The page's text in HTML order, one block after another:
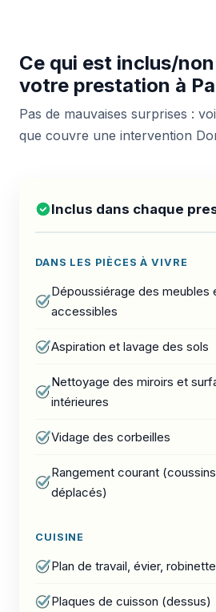
Ce qui est inclus/
votre prestation à
Pas de mauvaises surprises :
que couvre une intervention
Inclus dans chaque
DANS LES PIÈCES À VIVRE
Dépoussiérage des meubles
accessibles
Aspiration et lavage des sols
Nettoyage des miroirs et
intérieures
Vidage des corbeilles
Rangement courant
déplacés)
CUISINE
Plan de travail, évier,
Plaques de cuisson (dessus)